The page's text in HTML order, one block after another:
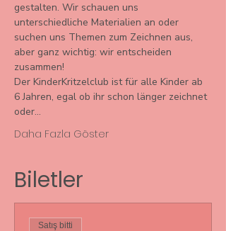
gestalten. Wir schauen uns
unterschiedliche Materialien an oder
suchen uns Themen zum Zeichnen aus,
aber ganz wichtig: wir entscheiden
zusammen!
Der KinderKritzelclub ist für alle Kinder ab
6 Jahren, egal ob ihr schon länger zeichnet
oder…
Daha Fazla Göster
Biletler
Satış bitti